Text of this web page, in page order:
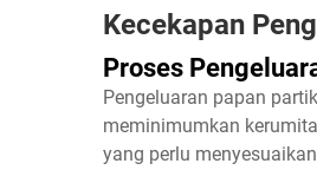
Kecekapan
Proses
Pengeluaran papan
meminimumkan
yang perlu